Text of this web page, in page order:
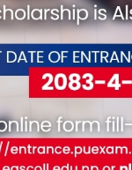
भएका बिरामीको
घरतर्फ लाग्नुभयो ।
फर्कने धेरै छन्
। हरेक
हरेक
९१ वर्षका